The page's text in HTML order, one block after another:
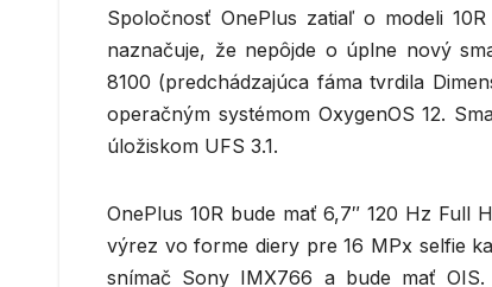
Spoločnosť OnePlus zatiaľ o modeli
naznačuje, že nepôjde o úplne nový
8100 (predchádzajúca fáma tvrdila
operačným systémom OxygenOS 12.
úložiskom UFS 3.1.
OnePlus 10R bude mať 6,7″ 120 Hz Full
výrez vo forme diery pre 16 MPx selfie
snímač Sony IMX766 a bude mať